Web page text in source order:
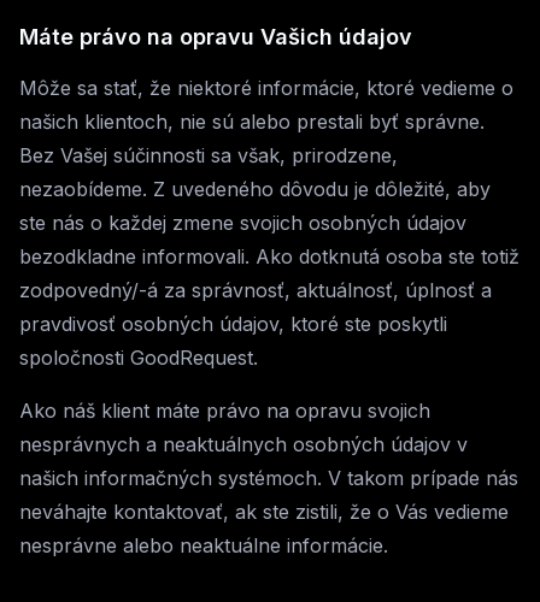
Máte právo na opravu Vašich údajov
Môže sa stať, že niektoré informácie, ktoré vedieme o
našich klientoch, nie sú alebo prestali byť správne.
Bez Vašej súčinnosti sa však, prirodzene,
nezaobídeme. Z uvedeného dôvodu je dôležité, aby
ste nás o každej zmene svojich osobných údajov
bezodkladne informovali. Ako dotknutá osoba ste totiž
zodpovedný/-á za správnosť, aktuálnosť, úplnosť a
pravdivosť osobných údajov, ktoré ste poskytli
spoločnosti GoodRequest.
Ako náš klient máte právo na opravu svojich
nesprávnych a neaktuálnych osobných údajov v
našich informačných systémoch. V takom prípade nás
neváhajte kontaktovať, ak ste zistili, že o Vás vedieme
nesprávne alebo neaktuálne informácie.